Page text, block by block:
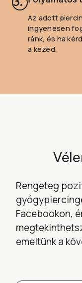
Az adott
ingyenesen
ránk, és ha
a kezed.
Rengeteg
Facebookon,
emeltünk a